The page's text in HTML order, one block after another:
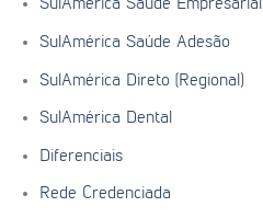
SulAmérica Saúde Empresarial
SulAmérica Saúde Adesão
SulAmérica Direto (Regional)
SulAmérica Dental
Diferenciais
Rede Credenciada